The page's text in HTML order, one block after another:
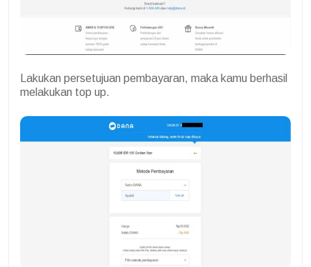
Lakukan persetujuan pembayaran, maka kamu berhasil
melakukan top up.